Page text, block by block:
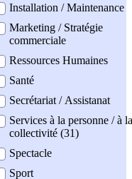
Installation / Maintenance
Marketing / Stratégie
commerciale
Ressources Humaines
Santé
Secrétariat / Assistanat
Services à la personne / à la
collectivité (31)
Spectacle
Sport